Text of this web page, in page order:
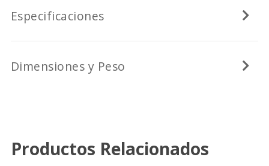
Especificaciones
Dimensiones y Peso
Productos Relacionados